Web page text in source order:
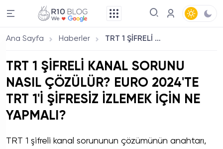
Ana Sayfa Haberler TRT 1 ŞİFRELİ KANAL SORUNU NASIL ÇÖZÜLÜR? EURO 2024'TE TRT 1'İ ŞİFRESİZ İZLEMEK İÇİN NE YAPMALI?
TRT 1 ŞİFRELİ KANAL SORUNU
NASIL ÇÖZÜLÜR? EURO 2024'TE
TRT 1'İ ŞİFRESİZ İZLEMEK İÇİN NE
YAPMALI?
TRT 1 şifreli kanal sorununun çözümünün anahtarı,